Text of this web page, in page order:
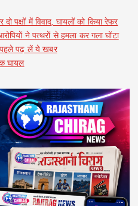
पक्षों में विवाद, घायलों को किया रेफर
ने पत्थरों से हमला कर गला घोंटा
पहले पढ़ लें ये खबर
घायल